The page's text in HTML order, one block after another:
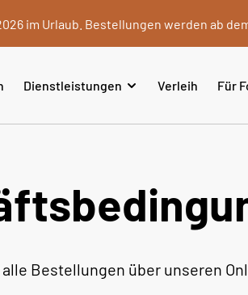
im Urlaub. Bestellungen werden ab
Dienstleistungen Verleih Für
Bestellungen über unseren